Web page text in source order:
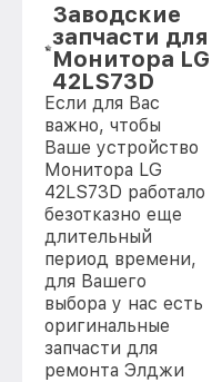
Заводские
запчасти для
Монитора LG
42LS73D
Если для Вас
важно, чтобы
Ваше устройство
Монитора LG
42LS73D работало
безотказно еще
длительный
период времени,
для Вашего
выбора у нас есть
оригинальные
запчасти для
ремонта Элджи